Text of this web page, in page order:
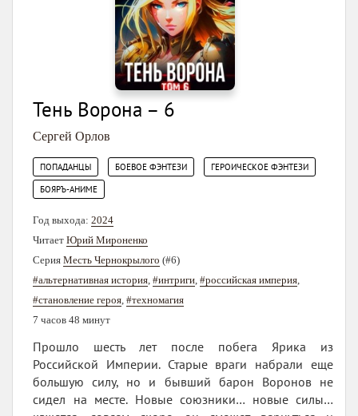
Тень Ворона – 6
Сергей Орлов
ПОПАДАНЦЫ БОЕВОЕ ФЭНТЕЗИ ГЕРОИЧЕСКОЕ ФЭНТЕЗИ
БОЯРЪ-АНИМЕ
Год выхода: 2024
Читает Юрий Мироненко
Серия Месть Чернокрылого (#6)
#альтернативная история #интриги #российская империя
#становление героя #техномагия
7 часов 48 минут
Прошло шесть лет после побега Ярика из
Российской Империи. Старые враги набрали еще
большую силу, но и бывший барон Воронов не
сидел на месте. Новые союзники… новые силы…